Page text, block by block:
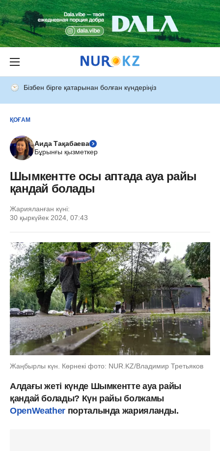
Бізбен бірге қатарынан болған күндеріңіз
ҚОҒАМ
Аида Тақабаева
Бұрынғы қызметкер
Шымкентте осы аптада ауа райы
қандай болады
Жарияланған күні:
30 қыркүйек 2024, 07:43
Жаңбырлы күн. Көрнекі фото: NUR.KZ/Владимир Третьяков
Алдағы жеті күнде Шымкентте ауа райы
қандай болады? Күн райы болжамы
OpenWeather порталында жарияланды.